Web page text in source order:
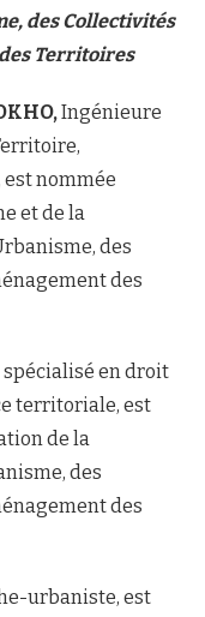
des Collectivités
Territoires
Ingénieure
nommée
et de la
des
des
spécialisé en droit
territoriale, est
de la
des
des
urbaniste, est